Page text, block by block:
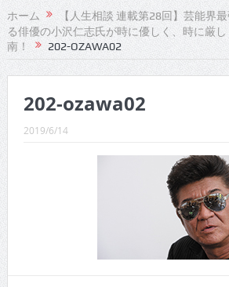
CINEMA×STYLE 292号
CINEMA×STYLE 291号
CINEMA×STYLE 290号
CINEMA×STYLE 289号
CINEMA×STYLE 288号
CINEMA×STYLE 287号
ホーム
【人生相談 連載第28回】芸能界
る俳優の小沢仁志氏が時に優しく、時に厳
南！
202-OZAWA02
202-ozawa02
2019/6/14